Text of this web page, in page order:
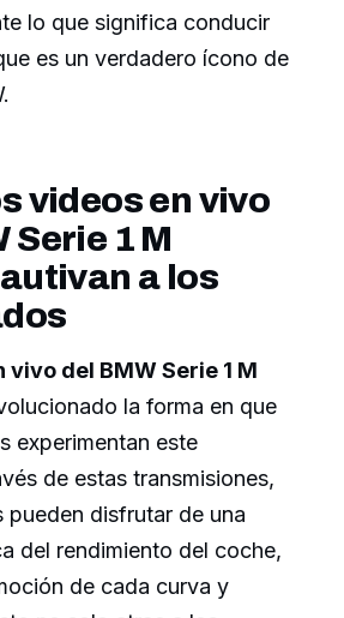
lo que significa conducir
es un verdadero ícono de
videos en vivo
Serie 1 M
a los
vivo del BMW Serie 1 M
la forma en que
experimentan este
de estas transmisiones,
pueden disfrutar de una
del rendimiento del coche,
de cada curva y